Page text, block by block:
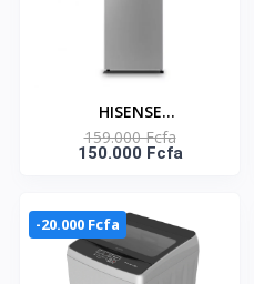
HISENSE
RÉFRIGÉRATEUR DEUX
PORTES 207 LITRES –
159.000 Fcfa
150.000 Fcfa
-20.000 Fcfa